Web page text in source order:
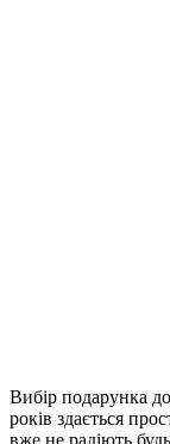
Вибір подарунка
років здається
вже не радіють